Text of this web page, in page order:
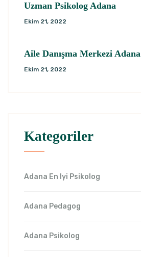
Uzman Psikolog Adana
Ekim 21, 2022
Aile Danışma Merkezi Adana
Ekim 21, 2022
Kategoriler
Adana En Iyi Psikolog
Adana Pedagog
Adana Psikolog